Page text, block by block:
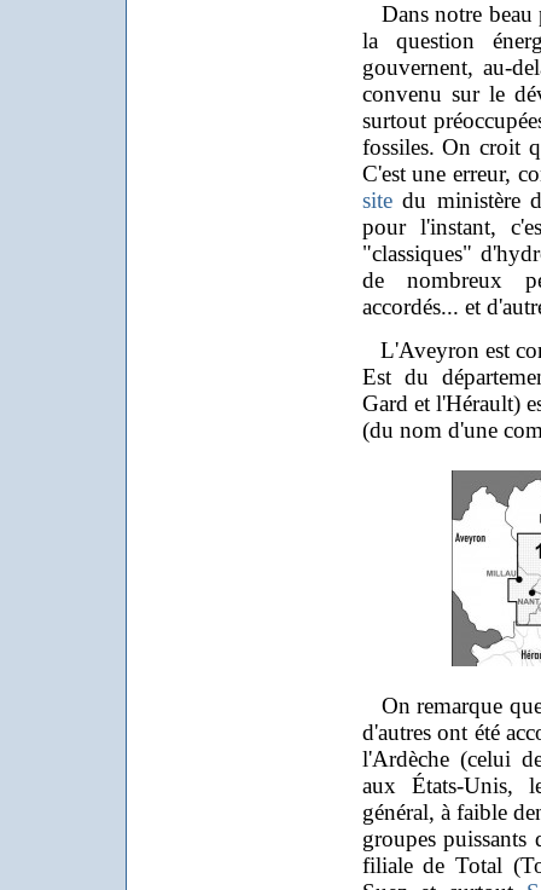
Dans notre beau
la question
gouvernent, au-
convenu sur le
surtout
fossiles. On croit
C'est une erreur,
sitedu ministère
pour l'instant,
"classiques"
de nombreux
accordés... et
L'Aveyron est
Est du
Gard et l'Hérault)
(du nom d'une
On remarque
d'autres ont été
l'Ardèche (celui
aux États-Unis,
général, à faible
groupes
filiale de Total